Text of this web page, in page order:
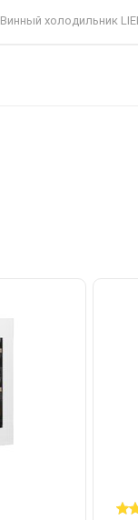
Винный холодильник